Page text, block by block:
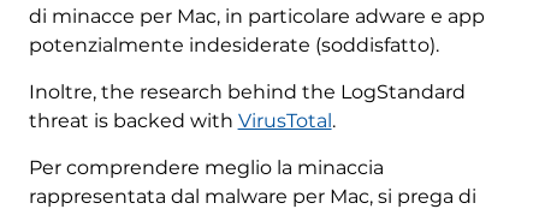
di minacce per Mac, in particolare adware e app
potenzialmente indesiderate (soddisfatto).
Inoltre, the research behind the LogStandard
threat is backed with VirusTotal.
Per comprendere meglio la minaccia
rappresentata dal malware per Mac, si prega di